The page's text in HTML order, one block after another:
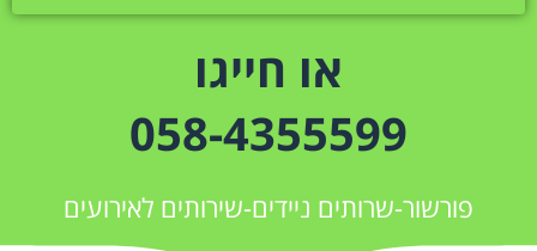
או חייגו
058-4355599
פורשור-שרותים ניידים-שירותים לאירועים